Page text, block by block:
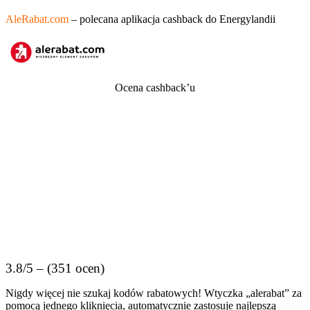
AleRabat.com – polecana aplikacja cashback do Energylandii
Ocena cashback’u
3.8/5 – (351 ocen)
Nigdy więcej nie szukaj kodów rabatowych! Wtyczka „alerabat” za
pomocą jednego kliknięcia, automatycznie zastosuje najlepszą